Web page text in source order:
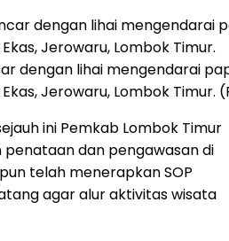
dengan lihai mengendarai
Jerowaru, Lombok Timur.
ini Pemkab Lombok Timur
dan pengawasan di
telah menerapkan SOP
agar alur aktivitas wisata